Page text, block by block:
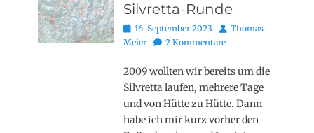
Silvretta-Runde
Posted
on
16. September 2023 AutorThomas
Meier
2 Kommentare
2009 wollten wir bereits um die
Silvretta laufen, mehrere Tage
und von Hütte zu Hütte. Dann
habe ich mir kurz vorher den